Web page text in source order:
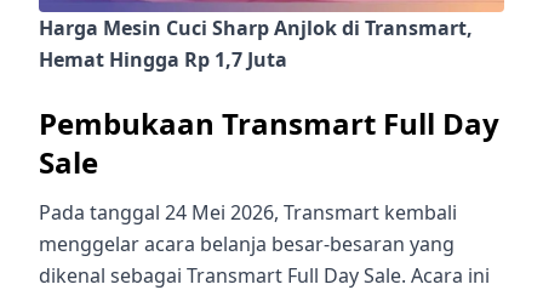
Harga Mesin Cuci Sharp Anjlok di Transmart,
Hemat Hingga Rp 1,7 Juta
Pembukaan Transmart Full Day
Sale
Pada tanggal 24 Mei 2026, Transmart kembali
menggelar acara belanja besar-besaran yang
dikenal sebagai Transmart Full Day Sale. Acara ini